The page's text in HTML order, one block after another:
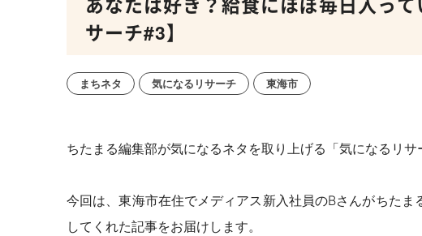
サーチ#3】
まちネタ 気になるリサーチ 東海市
ちたまる編集部が気になるネタを取り上げる「気になるリサ
今回は、東海市在住でメディアス新入社員のBさんがちたま
してくれた記事をお届けします。